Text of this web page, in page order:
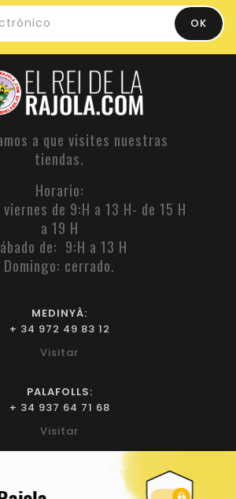
a que visites nuestras
tiendas.
Horario:
de 9:H a 13 H- de 15 H
a 19 H
de: 9:H a 13 H
Domingo: cerrado.
MEDINYÀ:
+ 34 972 49 83 12
Visitar
PALAFOLLS:
+ 34 937 64 71 68
Visitar